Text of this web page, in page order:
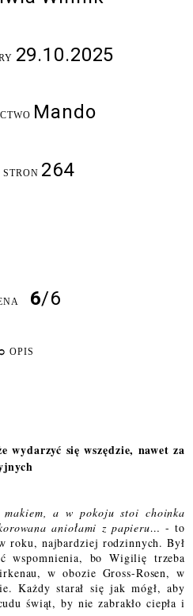
29.10.2025
Mando
STRON 264
6/6
➲ OPIS
wydarzyć się wszędzie, nawet za
a w pokoju stoi choinka
aniołami z papieru… - to
roku, najbardziej rodzinnych. Był
wspomnienia, bo Wigilię trzeba
w obozie Gross-Rosen, w
Każdy starał się jak mógł, aby
świąt, by nie zabrakło ciepła i